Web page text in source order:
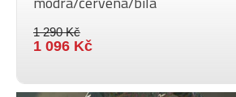
1 290 Kč
1 096 Kč